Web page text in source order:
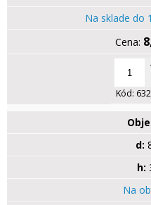
Na sklade do
Kód:
d:
h:
Na